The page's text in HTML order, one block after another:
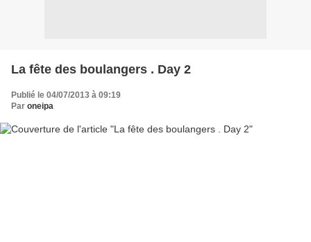
La fête des boulangers . Day 2
Publié le 04/07/2013 à 09:19
Par oneipa